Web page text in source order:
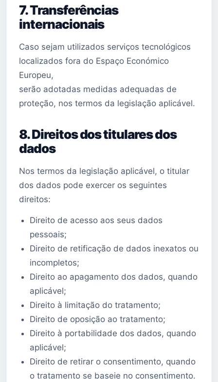
7. Transferências
internacionais
Caso sejam utilizados serviços tecnológicos
localizados fora do Espaço Económico
Europeu,
serão adotadas medidas adequadas de
proteção, nos termos da legislação aplicável.
8. Direitos dos titulares dos
dados
Nos termos da legislação aplicável, o titular
dos dados pode exercer os seguintes
direitos:
Direito de acesso aos seus dados
pessoais;
Direito de retificação de dados inexatos ou
incompletos;
Direito ao apagamento dos dados, quando
aplicável;
Direito à limitação do tratamento;
Direito de oposição ao tratamento;
Direito à portabilidade dos dados, quando
aplicável;
Direito de retirar o consentimento, quando
o tratamento se baseie no consentimento.